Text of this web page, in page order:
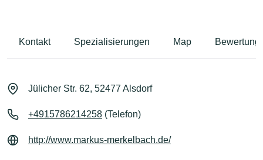
Kontakt Spezialisierungen Map
Jülicher Str. 62, 52477 Alsdorf
+4915786214258 (Telefon)
http://www.markus-merkelbach.de/